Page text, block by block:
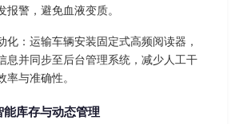
报警，避免血液变质。
化：运输车辆安装固定式高频阅读器，
息并同步至后台管理系统，减少人工干
率与准确性。
能库存与动态管理